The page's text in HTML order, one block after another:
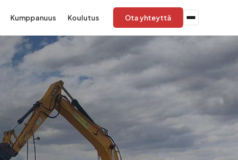
Kumppanuus Koulutus Ota yhteyttä